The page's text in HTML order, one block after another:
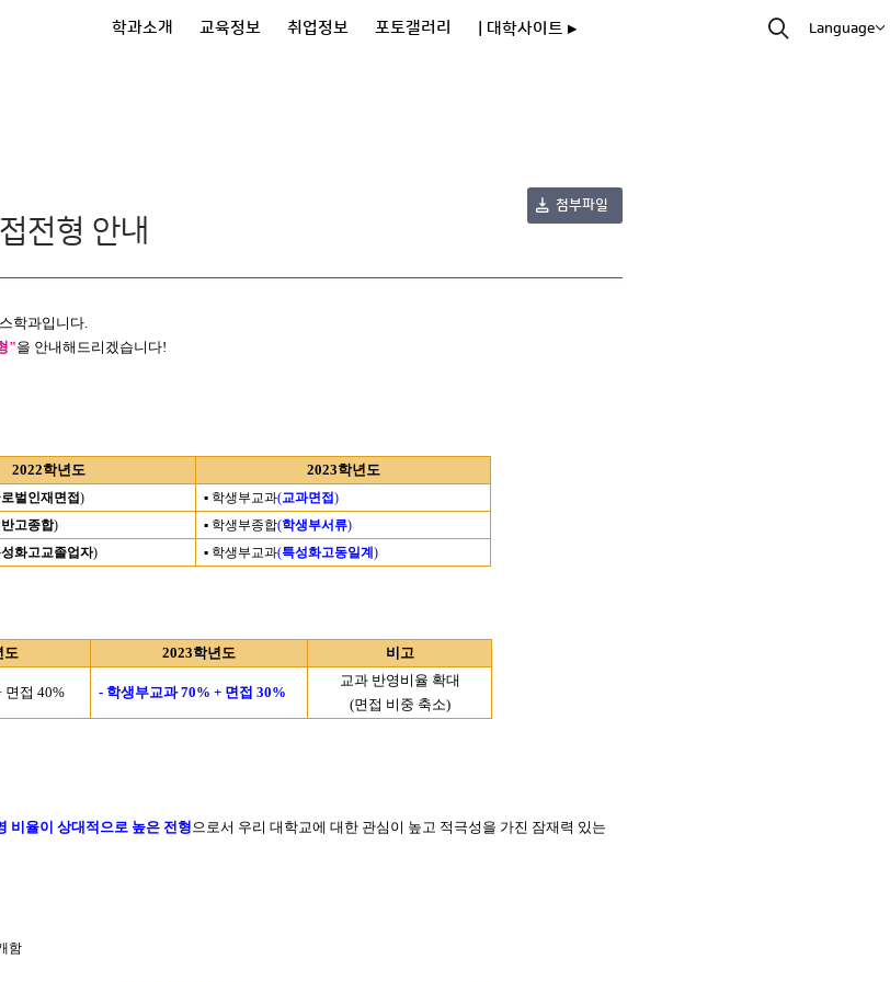
학과소개 교육정보 취업정보 포토갤러리 | 대학사이트 ▸ Language
전형 안내
첨부파일
학과입니다.
"을 안내해드리겠습니다!
2022학년도 2023학년도
벌인재면접) ▪ 학생부교과(교과면접)
고종합) ▪ 학생부종합(학생부서류)
화고교졸업자) ▪ 학생부교과(특성화고동일계 )
도 2023학년도 비고
면접 40% - 학생부교과70% + 면접 30%
교과 반영비율 확대
(면접 비중 축소)
비율이 상대적으로 높은 전형으로서 우리 대학교에 대한 관심이 높고 적극성을 가진 잠재력 있는
함